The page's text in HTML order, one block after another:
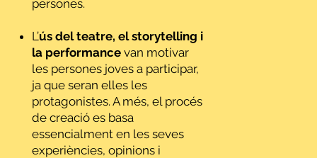
persones.
L’ús del teatre, el storytelling i
la performance van motivar
les persones joves a participar,
ja que seran elles les
protagonistes. A més, el procés
de creació es basa
essencialment en les seves
experiències, opinions i